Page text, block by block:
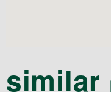
similar